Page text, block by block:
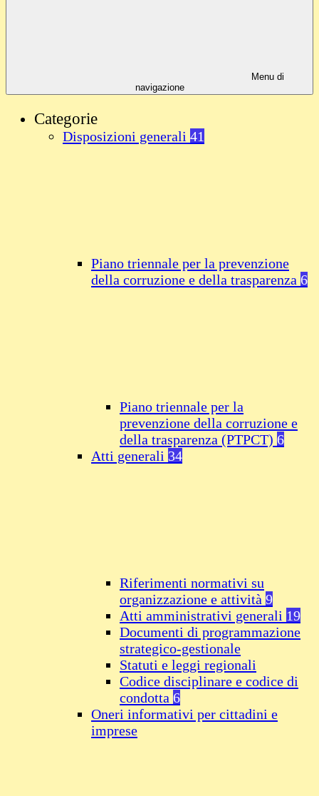
Menu di
navigazione
Categorie
Disposizioni generali 41
Piano triennale per la prevenzione
della corruzione e della trasparenza 6
Piano triennale per la
prevenzione della corruzione e
della trasparenza (PTPCT) 6
Atti generali 34
Riferimenti normativi su
organizzazione e attività 9
Atti amministrativi generali 19
Documenti di programmazione
strategico-gestionale
Statuti e leggi regionali
Codice disciplinare e codice di
condotta 6
Oneri informativi per cittadini e
imprese